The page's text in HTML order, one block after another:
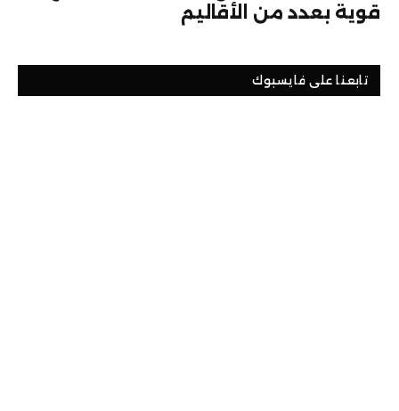
قوية بعدد من الأقاليم
تابعنا على فايسبوك